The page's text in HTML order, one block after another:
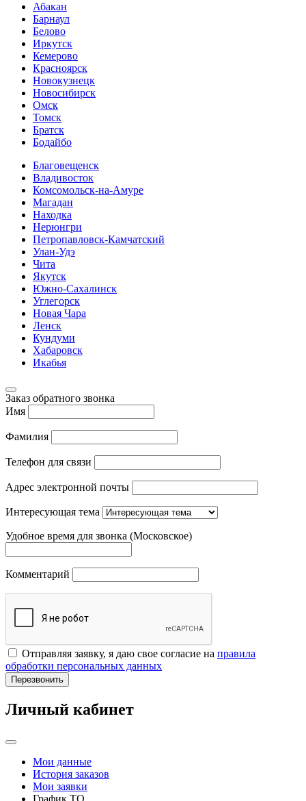
Абакан
Барнаул
Белово
Иркутск
Кемерово
Красноярск
Новокузнецк
Новосибирск
Омск
Томск
Братск
Бодайбо
Благовещенск
Владивосток
Комсомольск-на-Амуре
Магадан
Находка
Нерюнгри
Петропавловск-Камчатский
Улан-Удэ
Чита
Якутск
Южно-Сахалинск
Углегорск
Новая Чара
Ленск
Кундуми
Хабаровск
Икабья
Заказ обратного звонка
Имя
Фамилия
Телефон для связи
Адрес электронной почты
Интересующая тема
Удобное время для звонка (Московское)
Комментарий
Отправляя заявку, я даю свое согласие на правила
обработки персональных данных
Перезвонить
Личный кабинет
Мои данные
История заказов
Мои заявки